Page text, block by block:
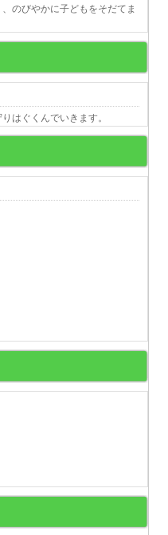
のびやかに子どもをそだてま
はぐくんでいきます。